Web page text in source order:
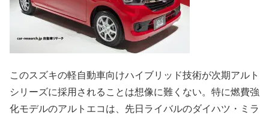
このスズキの軽自動車向けハイブリッド技術が次期アルト
シリーズに採用されることは想像に難くない。特に燃費強
化モデルのアルトエコは、先日ライバルのダイハツ・ミラ